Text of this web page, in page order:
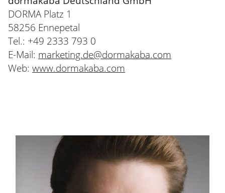
DORMA Platz 1
58256 Ennepetal
Tel.: +49 2333 793 0
E-Mail: marketing.de@dormakaba.com
Web: www.dormakaba.com